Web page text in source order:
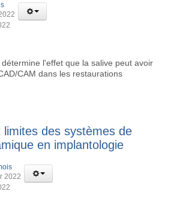
l'effet que la salive peut avoir
CAM dans les restaurations
limites des systèmes de
en implantologie
2022